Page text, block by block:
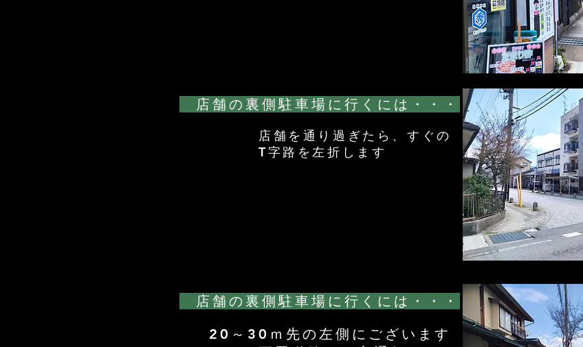
​ 店舗の裏側駐車場に行くには・・・
​店舗を通り過ぎたら、すぐの
T字路を左折します
​ 店舗の裏側駐車場に行くには・・・
20～30ｍ先の左側にございます